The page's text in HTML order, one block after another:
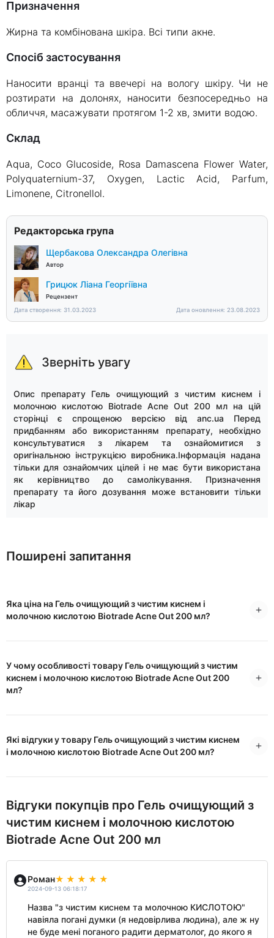
Призначення
Жирна та комбінована шкіра. Всі типи акне.
Спосіб застосування
Наносити вранці та ввечері на вологу шкіру. Чи не
розтирати на долонях, наносити безпосередньо на
обличчя, масажувати протягом 1-2 хв, змити водою.
склад
Aqua, Coco Glucoside, Rosa Damascena Flower Water,
Polyquaternium-37, Oxygen, Lactic Acid, Parfum,
Limonene, Citronellol.
Редакторська група
Щербакова Олександра Олегівна
Автор
Грицюк Ліана Георгіївна
Рецензент
Дата створення: 31.03.2023
Дата оновлення: 23.08.2023
Зверніть увагу
Опис препарату Гель очищующий з чистим киснем і
молочною кислотою Biotrade Acne Out 200 мл на цій
сторінці є спрощеною версією від anc.ua Перед
придбанням або використанням препарату, необхідно
консультуватися з лікарем та ознайомитися з
оригінальною інструкцією виробника.Інформація надана
тільки для ознайомчих цілей і не має бути використана
як керівництво до самолікування. Призначення
препарату та його дозування може встановити тільки
лікар
Поширені запитання
Яка ціна на Гель очищующий з чистим киснем і
молочною кислотою Biotrade Acne Out 200 мл?
У чому особливості товару Гель очищующий з чистим
киснем і молочною кислотою Biotrade Acne Out 200
мл?
Які відгуки у товару Гель очищующий з чистим киснем
і молочною кислотою Biotrade Acne Out 200 мл?
Відгуки покупців про Гель очищующий з
чистим киснем і молочною кислотою
Biotrade Acne Out 200 мл
Роман
2024-09-13 06:18:17
Назва "з чистим киснем та молочною КИСЛОТОЮ"
навіяла погані думки (я недовірлива людина), але ж ну
не буде мені поганого радити дерматолог, до якого я